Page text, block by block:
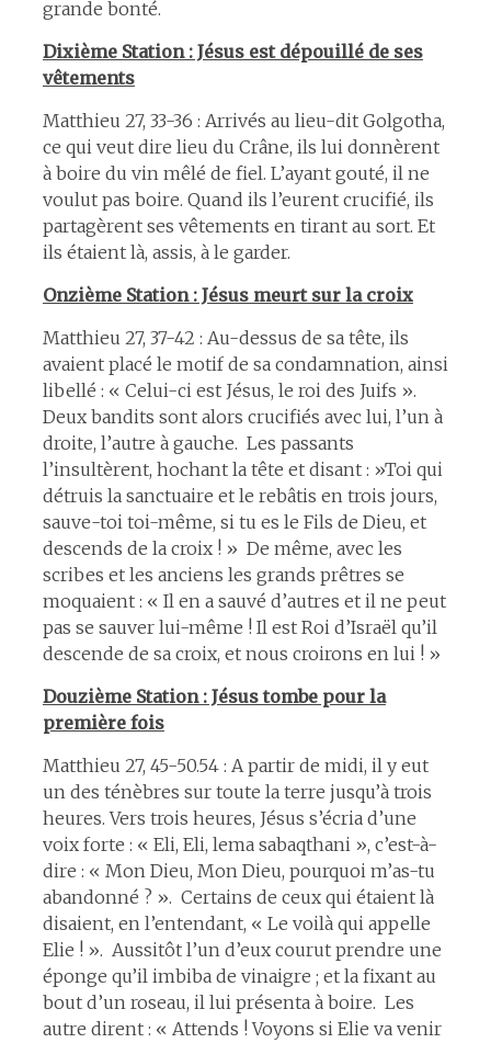
grande bonté.
Dixième Station : Jésus est dépouillé de ses
vêtements
Matthieu 27, 33-36 : Arrivés au lieu-dit Golgotha,
ce qui veut dire lieu du Crâne, ils lui donnèrent
à boire du vin mêlé de fiel. L’ayant gouté, il ne
voulut pas boire. Quand ils l’eurent crucifié, ils
partagèrent ses vêtements en tirant au sort. Et
ils étaient là, assis, à le garder.
Onzième Station : Jésus meurt sur la croix
Matthieu 27, 37-42 : Au-dessus de sa tête, ils
avaient placé le motif de sa condamnation, ainsi
libellé : « Celui-ci est Jésus, le roi des Juifs ».
Deux bandits sont alors crucifiés avec lui, l’un à
droite, l’autre à gauche. Les passants
l’insultèrent, hochant la tête et disant : »Toi qui
détruis la sanctuaire et le rebâtis en trois jours,
sauve-toi toi-même, si tu es le Fils de Dieu, et
descends de la croix ! » De même, avec les
scribes et les anciens les grands prêtres se
moquaient : « Il en a sauvé d’autres et il ne peut
pas se sauver lui-même ! Il est Roi d’Israël qu’il
descende de sa croix, et nous croirons en lui ! »
Douzième Station : Jésus tombe pour la
première fois
Matthieu 27, 45-50.54 : A partir de midi, il y eut
un des ténèbres sur toute la terre jusqu’à trois
heures. Vers trois heures, Jésus s’écria d’une
voix forte : « Eli, Eli, lema sabaqthani », c’est-à-
dire : « Mon Dieu, Mon Dieu, pourquoi m’as-tu
abandonné ? ». Certains de ceux qui étaient là
disaient, en l’entendant, « Le voilà qui appelle
Elie ! ». Aussitôt l’un d’eux courut prendre une
éponge qu’il imbiba de vinaigre ; et la fixant au
bout d’un roseau, il lui présenta à boire. Les
autre dirent : « Attends ! Voyons si Elie va venir